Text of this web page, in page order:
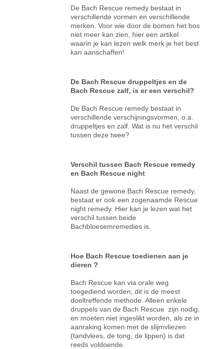
De Bach Rescue remedy bestaat in
verschillende vormen en verschillende
merken. Voor wie door de bomen het bos
niet meer kan zien, hier een artikel
waarin je kan lezen welk merk je het best
kan aanschaffen!
De Bach Rescue druppeltjes en de
Bach Rescue zalf, is er een verschil?
De Bach Rescue remedy bestaat in
verschillende verschijningsvormen, o.a.
druppeltjes en zalf. Wat is nu het verschil
tussen deze twee?
Verschil tussen Bach Rescue remedy
en Bach Rescue night
Naast de gewone Bach Rescue remedy,
bestaat er ook een zogenaamde Rescue
night remedy. Hier kan je lezen wat het
verschil tussen beide
Bachbloesemremedies is.
Hoe Bach Rescue toedienen aan je
dieren ?
Bach Rescue kan via orale weg
toegediend worden, dit is de meest
doeltreffende methode. Alleen enkele
druppels van de Bach Rescue zijn nodig,
en moeten niet ingeslikt worden, als ze in
aanraking komen met de slijmvliezen
(tandvlees, de tong, de lippen) is dat
reeds voldoende.